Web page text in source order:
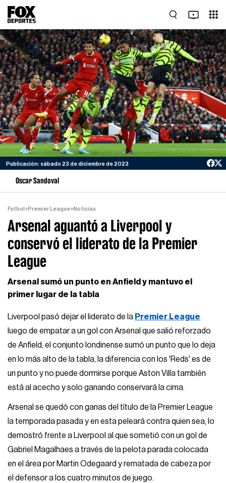
Publicación: sábado 23 de diciembre de 2023
Oscar Sandoval
Futbol >Premier League>Noticias
Arsenal aguantó a Liverpool y
conservó el liderato de la Premier
League
Arsenal sumó un punto en Anfield y mantuvo el
primer lugar de la tabla
Liverpool pasó dejar el liderato de la Premier League
luego de empatar a un gol con Arsenal que salió reforzado
de Anfield, el conjunto londinense sumó un punto que lo deja
en lo más alto de la tabla, la diferencia con los 'Reds' es de
un punto y no puede dormirse porque Aston Villa también
está al acecho y solo ganando conservará la cima.
Arsenal se quedó con ganas del título de la Premier League
la temporada pasada y en esta peleará contra quien sea, lo
demostró frente a Liverpool al que sometió con un gol de
Gabriel Magalhaes a través de la pelota parada colocada
en el área por Martin Odegaard y rematada de cabeza por
el defensor a los cuatro minutos de juego.